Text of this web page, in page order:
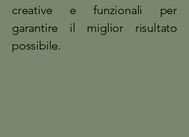
creative e funzionali per
garantire il miglior risultato
possibile.